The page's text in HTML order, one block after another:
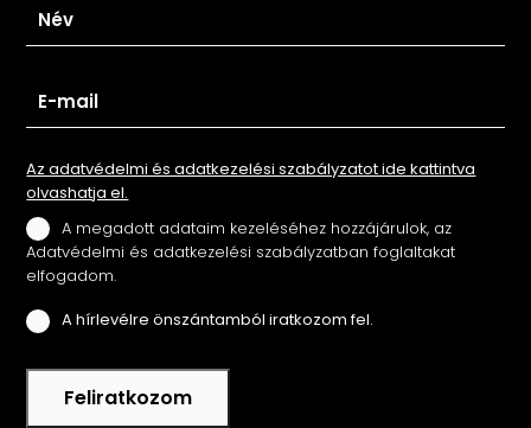
Az adatvédelmi és adatkezelési szabályzatot ide kattintva
olvashatja el.
A megadott adataim kezeléséhez hozzájárulok, az
Adatvédelmi és adatkezelési szabályzatban foglaltakat
elfogadom.
A hírlevélre önszántamból iratkozom fel.
Feliratkozom